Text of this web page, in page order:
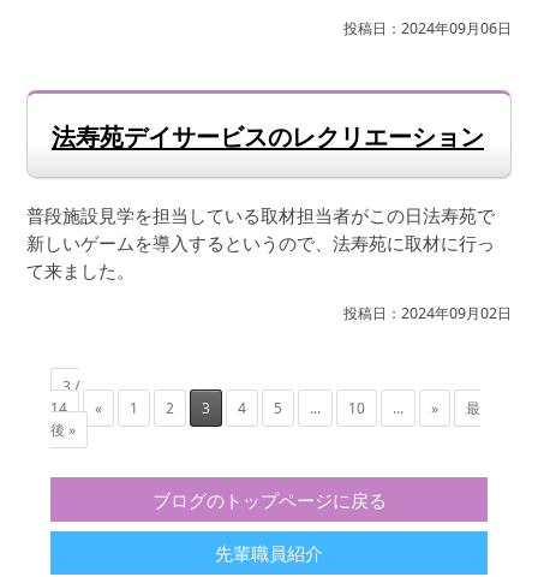
投稿日：2024年09月06日
法寿苑デイサービスのレクリエーション
普段施設見学を担当している取材担当者がこの日法寿苑で
新しいゲームを導入するというので、法寿苑に取材に行っ
て来ました。
投稿日：2024年09月02日
3 /
14
« 1 2 3 4 5 ... 10 ... »
最
後 »
ブログのトップページに戻る
先輩職員紹介